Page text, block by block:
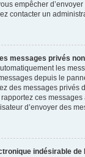
empêcher
contacter un
messages privés
les
depuis le
des messages privés
ces
d’envoyer des
indésirable de